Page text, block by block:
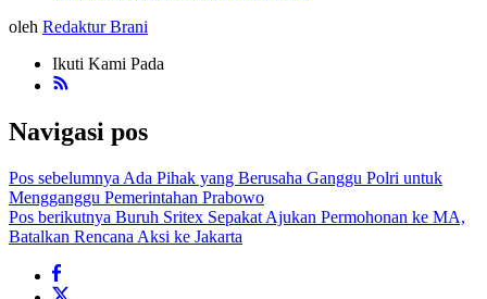
oleh Redaktur Brani
Ikuti Kami Pada
Navigasi pos
Pos sebelumnya Ada Pihak yang Berusaha Ganggu Polri untuk
Mengganggu Pemerintahan Prabowo
Pos berikutnya Buruh Sritex Sepakat Ajukan Permohonan ke MA,
Batalkan Rencana Aksi ke Jakarta